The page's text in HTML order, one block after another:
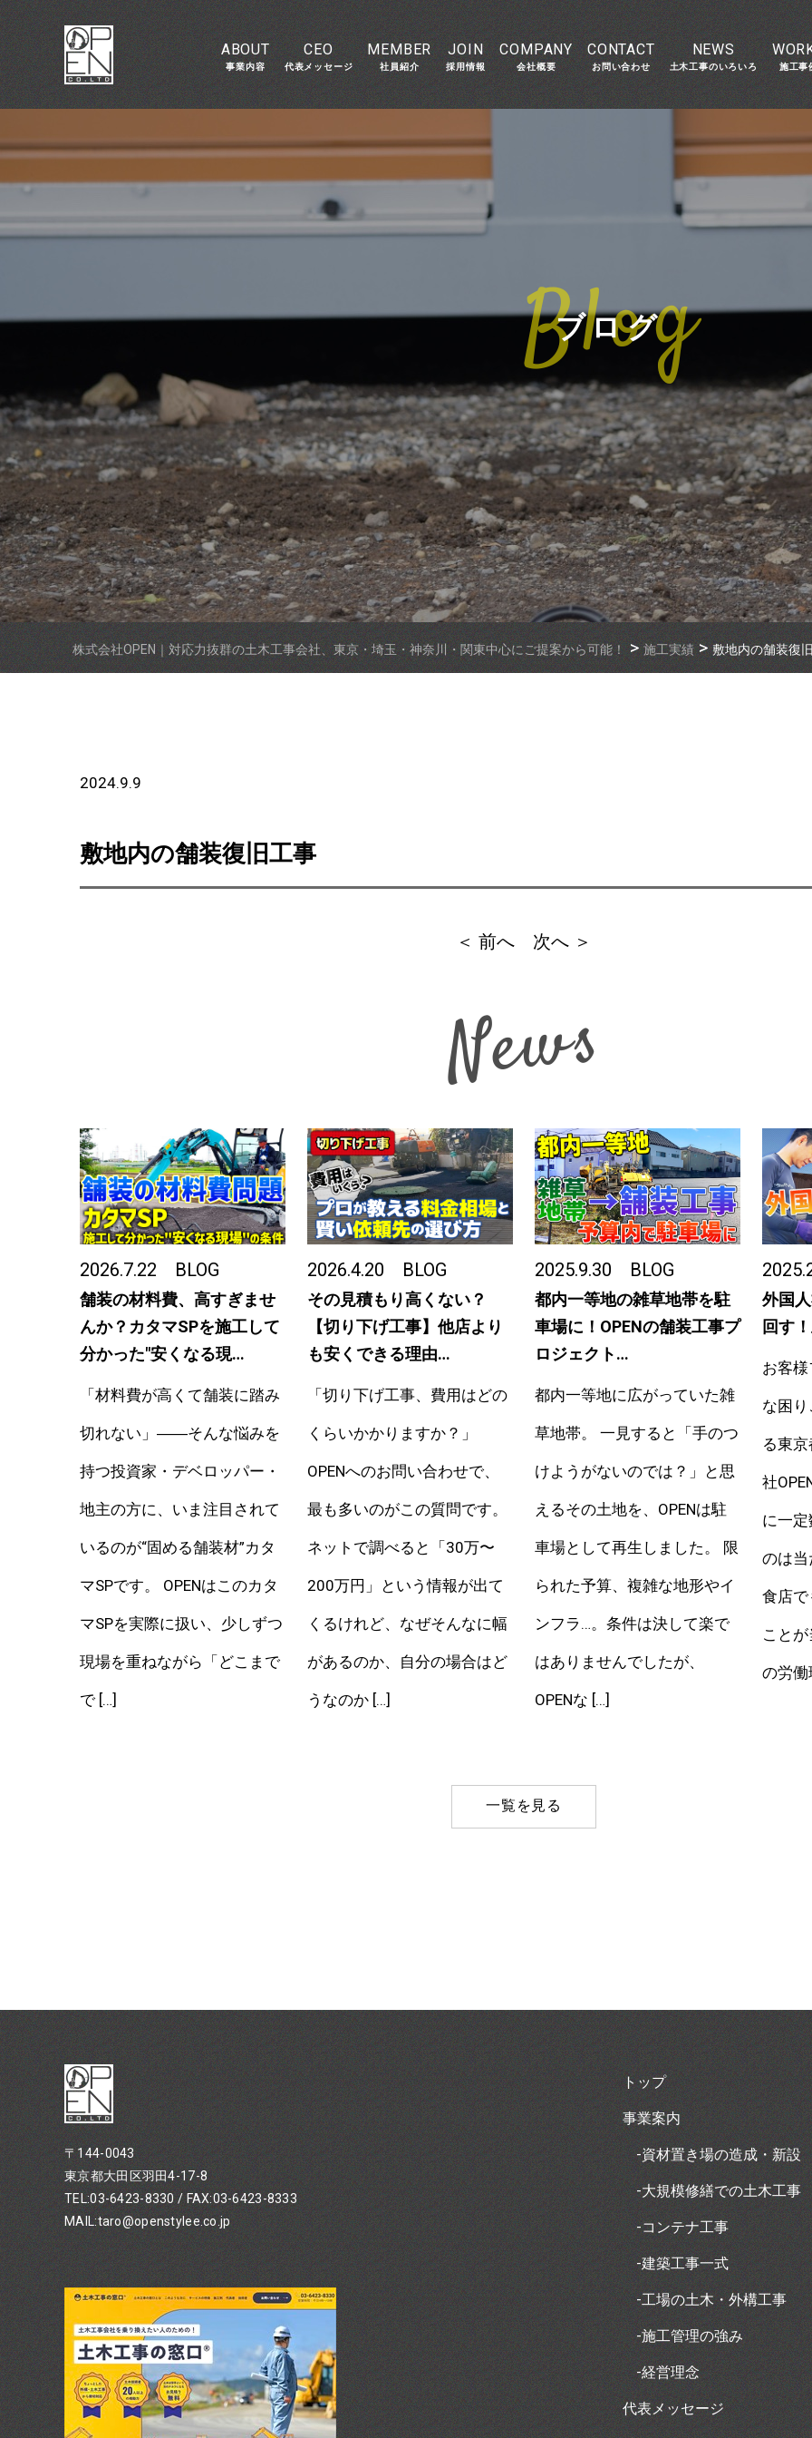
ABOUT
事業内容
CEO
代表メッセージ
MEMBER
社員紹介
JOIN
採用情報
COMPANY
会社概要
CONTACT
お問い合わせ
NEWS
土木工事のいろいろ 施工事
ブログ
株式会社OPEN｜対応力抜群の土木工事会社、東京・埼玉・神奈川・関東中心にご提案から可能！ > 施工実績 > 敷地内の舗装復
2024.9.9
敷地内の舗装復旧工事
＜ 前へ 次へ ＞
News
2026.7.22 BLOG
舗装の材料費、高すぎませ
んか？カタマSPを施工して
分かった"安くなる現…
「材料費が高くて舗装に踏み
切れない」――そんな悩みを
持つ投資家・デベロッパー・
地主の方に、いま注目されて
いるのが“固める舗装材”カタ
マSPです。 OPENはこのカタ
マSPを実際に扱い、少しずつ
現場を重ねながら「どこまで
で […]
2026.4.20 BLOG
その見積もり高くない？
【切り下げ工事】他店より
も安くできる理由…
「切り下げ工事、費用はどの
くらいかかりますか？」
OPENへのお問い合わせで、
最も多いのがこの質問です。
ネットで調べると「30万〜
200万円」という情報が出て
くるけれど、なぜそんなに幅
があるのか、自分の場合はど
うなのか […]
2025.9.30 BLOG
都内一等地の雑草地帯を駐
車場に！OPENの舗装工事プ
ロジェクト…
都内一等地に広がっていた雑
草地帯。 一見すると「手のつ
けようがないのでは？」と思
えるその土地を、OPENは駐
車場として再生しました。 限
られた予算、複雑な地形やイ
ンフラ…。条件は決して楽で
はありませんでしたが、
OPENな […]
外国
回す
お客
な困
る東
社
に一
のは
食店
こと
の労
一覧を見る
〒144-0043
東京都大田区羽田4-17-8
TEL:03-6423-8330 / FAX:03-6423-8333
MAIL:taro@openstylee.co.jp
トップ
事業案内
-資材置き場の造成・新設
-大規模修繕での土木工事
-コンテナ工事
-建築工事一式
-工場の土木・外構工事
-施工管理の強み
-経営理念
代表メッセージ